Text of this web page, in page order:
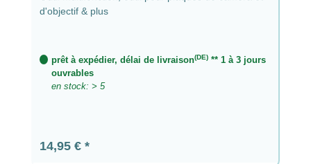
d'objectif & plus
prêt à expédier, délai de livraison(DE)** 1 à 3 jours
ouvrables
en stock: > 5
Prix régulier :
14,95 €